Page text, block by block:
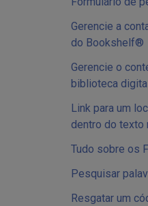
Gerencie a
do Bookshelf®
Gerencie o
biblioteca
Link para um
dentro do
Tudo sobre os
Pesquisar
Resgatar um